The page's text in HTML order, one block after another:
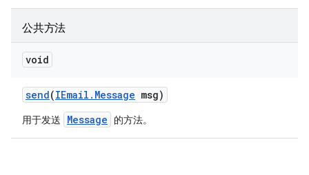
公共方法
void
send(IEmail . Message msg)
用于发送 Message 的方法。